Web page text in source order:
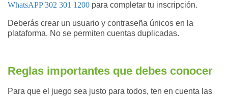
WhatsAPP 302 301 1200 para completar tu inscripción.
Deberás crear un usuario y contraseña únicos en la
plataforma. No se permiten cuentas duplicadas.
Reglas importantes que debes conocer
Para que el juego sea justo para todos, ten en cuenta las